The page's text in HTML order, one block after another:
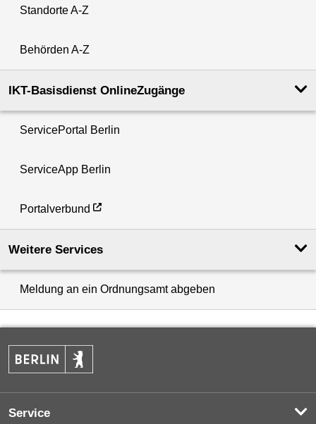
Standorte A-Z
Behörden A-Z
IKT-Basisdienst OnlineZugänge
ServicePortal Berlin
ServiceApp Berlin
Portalverbund
Weitere Services
Meldung an ein Ordnungsamt abgeben
Service